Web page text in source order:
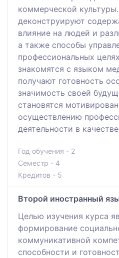
коммерческой
деконструируют
влияние на людей и
а также способы
профессиональных
знакомятся с языком
получают готовность
значимость своей
становятся
осуществлению
деятельности в
Год обучения - 2
Семестр - 4
Кредитов - 5
Второй иностранный
Целью изучения курса
формирование
коммуникативной
способности и